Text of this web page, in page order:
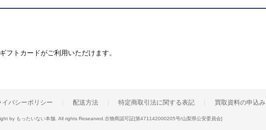
フトカードがご利用いただけます。
イバシーポリシー 配送方法 特定商取引法に関する表記 買取資料の申込み
by もったいない本舗. All rights Researved. 古物商認可証[第471142000205号/山梨県公安委員会]